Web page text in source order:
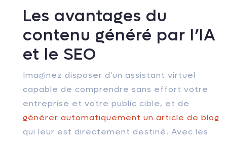
Les avantages du
contenu généré par l’IA
et le SEO
Imaginez disposer d'un assistant virtuel
capable de comprendre sans effort votre
entreprise et votre public cible, et de
générer automatiquement un article de blog
qui leur est directement destiné. Avec les